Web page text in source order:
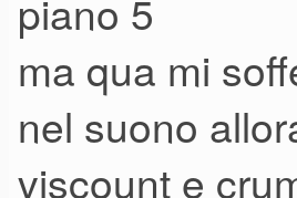
piano 5
ma qua mi
nel suono
viscount e